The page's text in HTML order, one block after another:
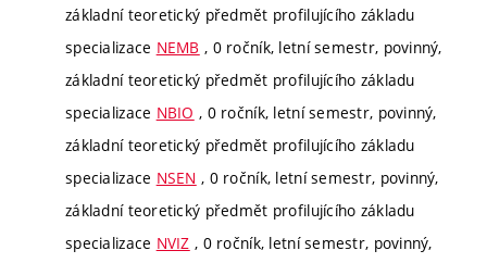
základní teoretický předmět profilujícího základu
specializace NEMB , 0 ročník, letní semestr, povinný,
základní teoretický předmět profilujícího základu
specializace NBIO , 0 ročník, letní semestr, povinný,
základní teoretický předmět profilujícího základu
specializace NSEN , 0 ročník, letní semestr, povinný,
základní teoretický předmět profilujícího základu
specializace NVIZ , 0 ročník, letní semestr, povinný,